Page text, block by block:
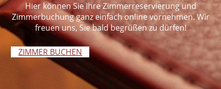
Hier können Sie Ihre Zimmerreservierung und
Zimmerbuchung ganz einfach online vornehmen. Wir
freuen uns, Sie bald begrüßen zu dürfen!
ZIMMER BUCHEN